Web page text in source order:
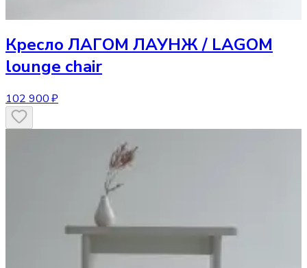
Кресло ЛАГОМ ЛАУНЖ / LAGOM
lounge chair
102 900 ₽